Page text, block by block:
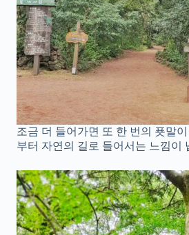
조금 더 들어가면 또 한 번의 푯말이
부터 자연의 길로 들어서는 느낌이